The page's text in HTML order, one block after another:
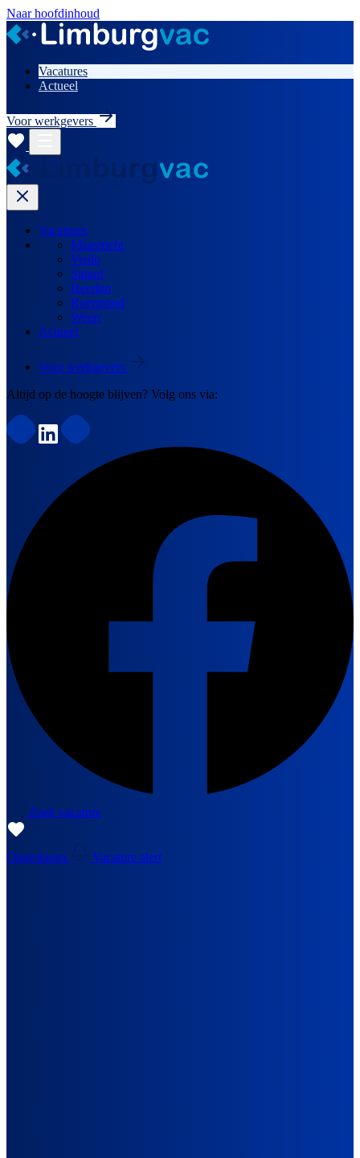
Naar hoofdinhoud
Vacatures
Actueel
Voor werkgevers
Vacatures
Maastricht
Venlo
Sittard
Heerlen
Roermond
Weert
Actueel
Voor werkgevers
Altijd op de hoogte blijven? Volg ons via:
Zoek vacature
Opgeslagen Vacature alert